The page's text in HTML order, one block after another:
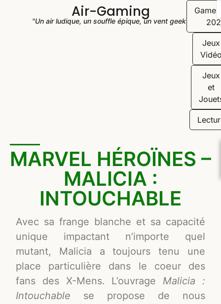
Air-Gaming
"Un air ludique, un souffle épique, un vent geek"
Jeux
Jeux
et
MARVEL HÉROÏNES –
MALICIA :
INTOUCHABLE
Avec sa frange blanche et sa capacité
unique impactant n’importe quel
mutant, Malicia a toujours tenu une
place particulière dans le coeur des
fans des X-Mens. L’ouvrage Malicia :
Intouchable se propose de nous